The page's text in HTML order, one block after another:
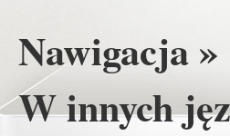
Nawigacja »
W innych